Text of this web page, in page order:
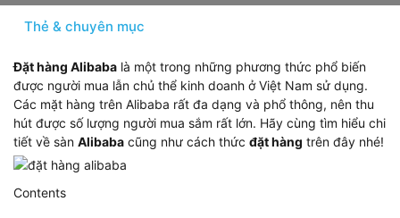
Thẻ & chuyên mục
Đặt hàng Alibaba là một trong những phương thức phổ biến
được người mua lẫn chủ thể kinh doanh ở Việt Nam sử dụng.
Các mặt hàng trên Alibaba rất đa dạng và phổ thông, nên thu
hút được số lượng người mua sắm rất lớn. Hãy cùng tìm hiểu chi
tiết về sàn Alibaba cũng như cách thức đặt hàng trên đây nhé!
Contents